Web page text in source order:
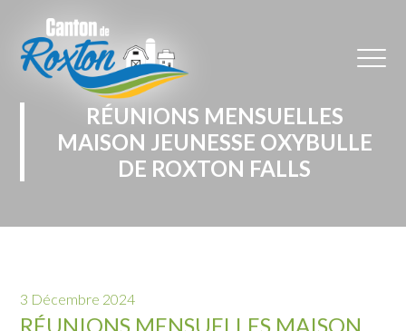
RÉUNIONS MENSUELLES
MAISON JEUNESSE OXYBULLE
DE ROXTON FALLS
3 Décembre 2024
RÉUNIONS MENSUELLES MAISON